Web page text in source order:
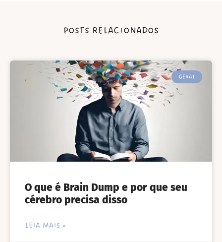
POSTS RELACIONADOS
GERAL
O que é Brain Dump e por que seu
cérebro precisa disso
LEIA MAIS »